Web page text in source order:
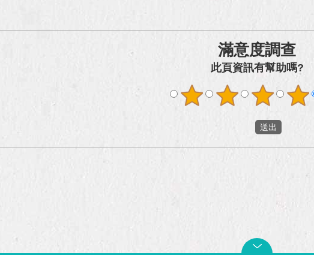
滿意度調查
此頁資訊有幫助嗎?